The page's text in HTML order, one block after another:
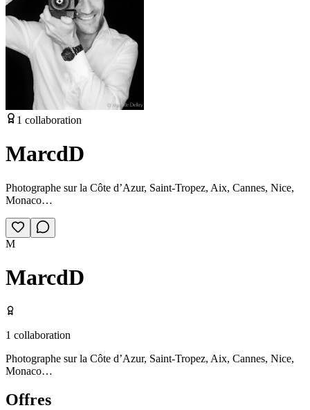
1 collaboration
MarcdD
Photographe sur la Côte d’Azur, Saint-Tropez, Aix, Cannes, Nice,
Monaco…
M
MarcdD
1 collaboration
Photographe sur la Côte d’Azur, Saint-Tropez, Aix, Cannes, Nice,
Monaco…
Offres